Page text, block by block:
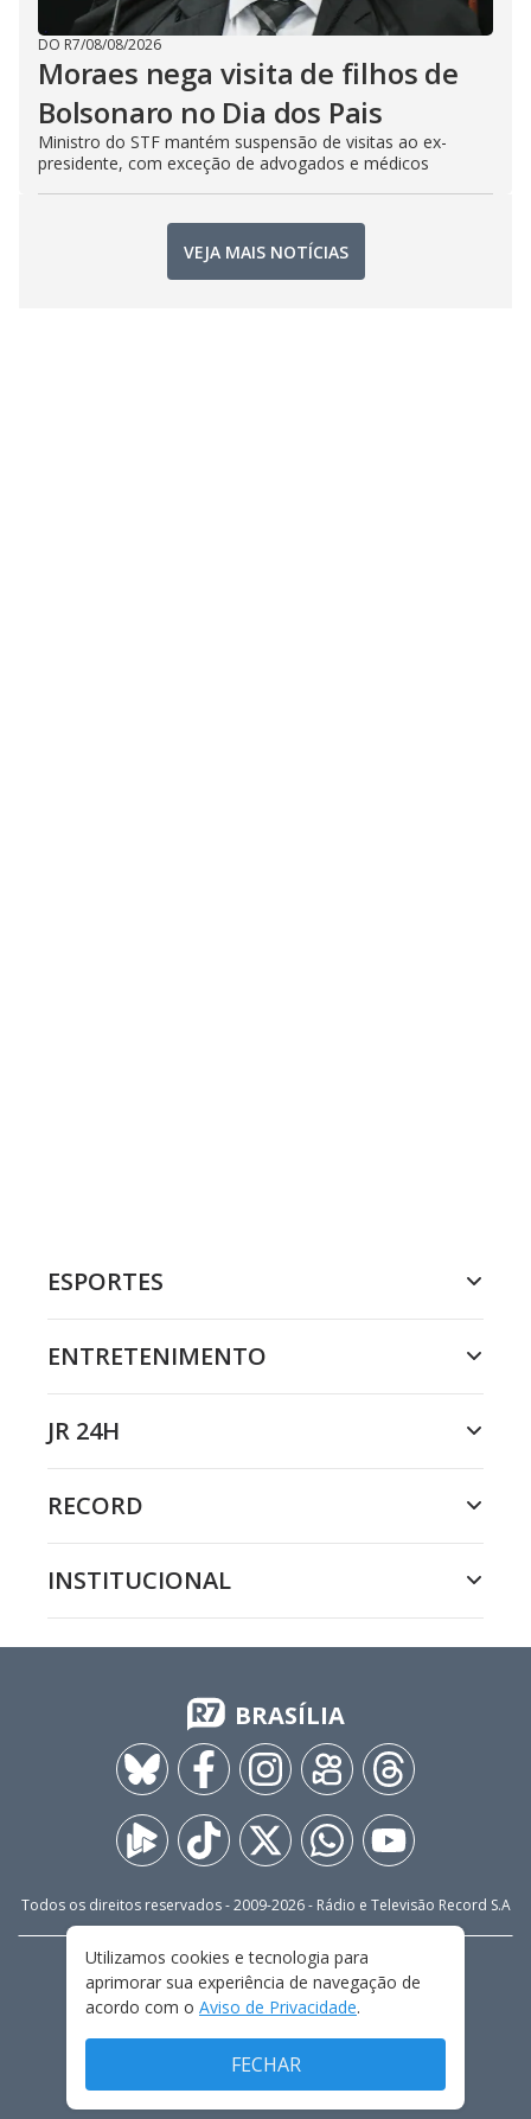
DO R7/08/08/2026
Moraes nega visita de filhos de
Bolsonaro no Dia dos Pais
Ministro do STF mantém suspensão de visitas ao ex-
presidente, com exceção de advogados e médicos
VEJA MAIS NOTÍCIAS
ESPORTES
ENTRETENIMENTO
JR 24H
RECORD
INSTITUCIONAL
BRASÍLIA
Todos os direitos reservados - 2009-2026- Rádio e Televisão Record S.A
FALE CONOSCO
PRIVACIDADE
TERMOS E CONDIÇÕES DE USO
Utilizamos cookies e tecnologia para
aprimorar sua experiência de navegação de
acordo com o Aviso de Privacidade.
FECHAR